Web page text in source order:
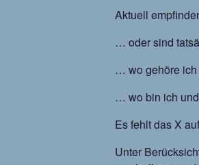
Aktuell
… oder sind
… wo gehöre
… wo bin ich
Es fehlt das X
Unter